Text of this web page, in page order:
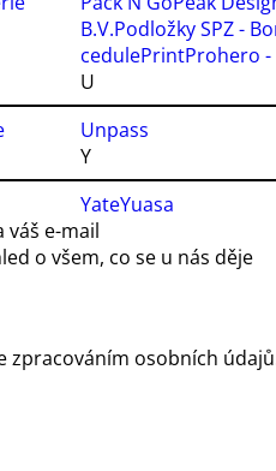
B.V.Podložky SPZ -
cedulePrintProhero
U
Unpass
Y
YateYuasa
váš e-mail
o všem, co se u nás děje
zpracováním osobních